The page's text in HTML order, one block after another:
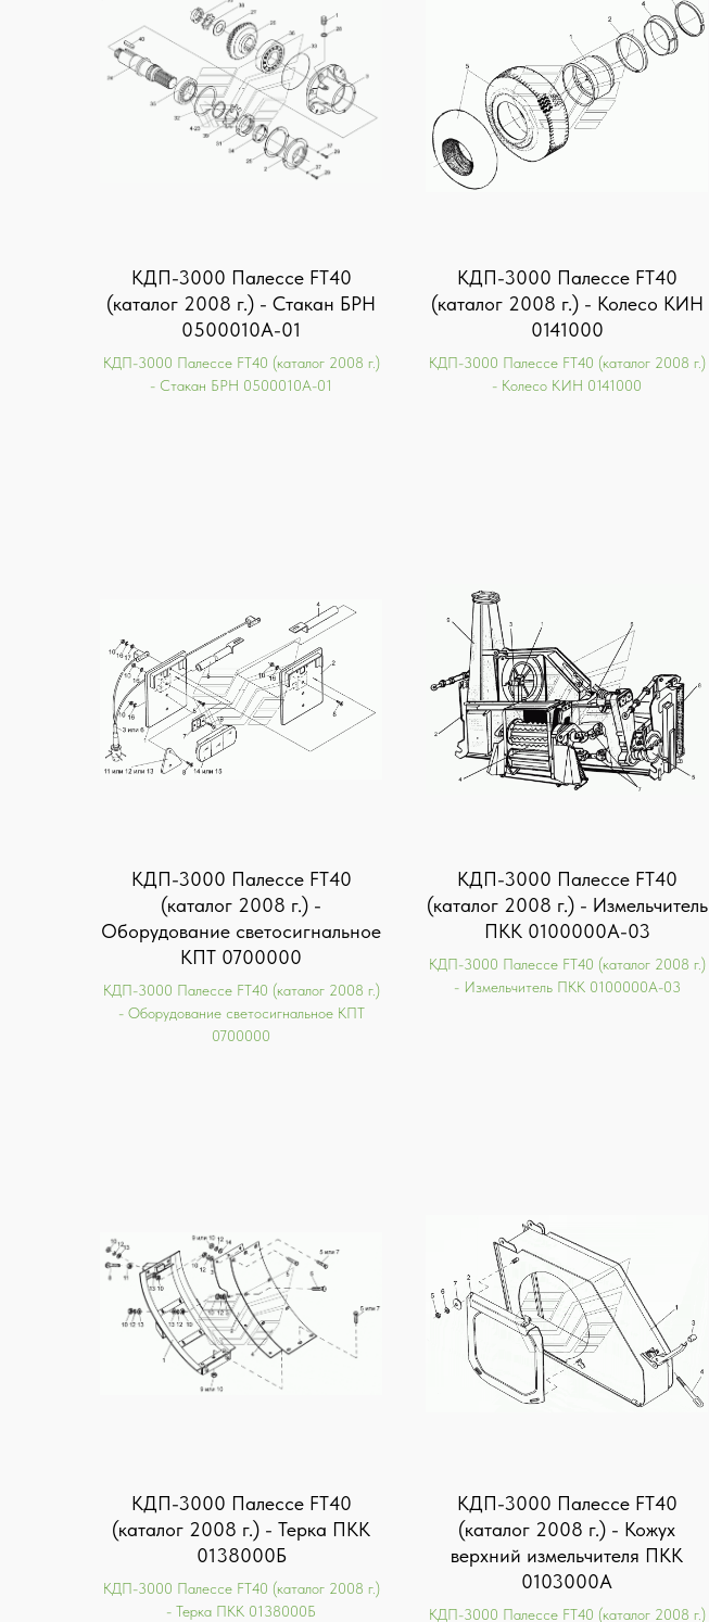
КДП-3000 Палессе FT40
(каталог 2008 г.) - Стакан БРН
0500010А-01
КДП-3000 Палессе FT40 (каталог 2008 г.)
- Стакан БРН 0500010А-01
КДП-3000 Палессе FT40
(каталог 2008 г.) - Колесо КИН
0141000
КДП-3000 Палессе FT40 (каталог 2008 г.)
- Колесо КИН 0141000
КДП-3000 Палессе FT40
(каталог 2008 г.) -
Оборудование светосигнальное
КПТ 0700000
КДП-3000 Палессе FT40 (каталог 2008 г.)
- Оборудование светосигнальное КПТ
0700000
КДП-3000 Палессе FT40
(каталог 2008 г.) - Измельчитель
ПКК 0100000А-03
КДП-3000 Палессе FT40 (каталог 2008 г.)
- Измельчитель ПКК 0100000А-03
КДП-3000 Палессе FT40
(каталог 2008 г.) - Терка ПКК
0138000Б
КДП-3000 Палессе FT40 (каталог 2008 г.)
- Терка ПКК 0138000Б
КДП-3000 Палессе FT40
(каталог 2008 г.) - Кожух
верхний измельчителя ПКК
0103000А
КДП-3000 Палессе FT40 (каталог 2008 г.)